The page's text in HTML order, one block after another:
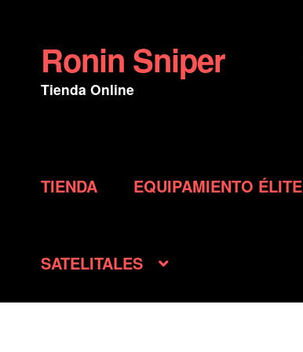
Ir
a
la
Ir
al
contenido
Ronin Sniper
Tienda Online
TIENDA EQUIPAMIENTO ÉLITE
SATELITALES